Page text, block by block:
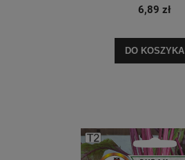
6,89 zł
DO KOSZYKA